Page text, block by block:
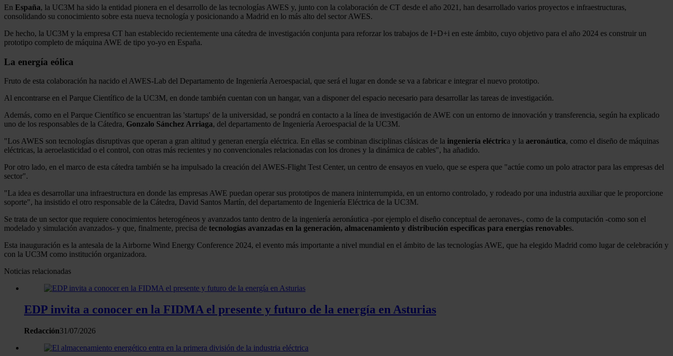
En España, la UC3M ha sido la entidad pionera en el desarrollo de las tecnologías AWES y, junto con la colaboración de CT desde el año 2021, han desarrollado varios proyectos e infraestructuras,
consolidando su conocimiento sobre esta nueva tecnología y posicionando a Madrid en lo más alto del sector AWES.
De hecho, la UC3M y la empresa CT han establecido recientemente una cátedra de investigación conjunta para reforzar los trabajos de I+D+i en este ámbito, cuyo objetivo para el año 2024 es construir un
prototipo completo de máquina AWE de tipo yo-yo en España.
La energía eólica
Fruto de esta colaboración ha nacido el AWES-Lab del Departamento de Ingeniería Aeroespacial, que será el lugar en donde se va a fabricar e integrar el nuevo prototipo.
Al encontrarse en el Parque Científico de la UC3M, en donde también cuentan con un hangar, van a disponer del espacio necesario para desarrollar las tareas de investigación.
Además, como en el Parque Científico se encuentran las 'startups' de la universidad, se pondrá en contacto a la línea de investigación de AWE con un entorno de innovación y transferencia, según ha explicado
uno de los responsables de la Cátedra, Gonzalo Sánchez Arriaga, del departamento de Ingeniería Aeroespacial de la UC3M.
"Los AWES son tecnologías disruptivas que operan a gran altitud y generan energía eléctrica. En ellas se combinan disciplinas clásicas de la ingeniería eléctrica y la aeronáutica, como el diseño de máquinas
eléctricas, la aeroelasticidad o el control, con otras más recientes y no convencionales relacionadas con los drones y la dinámica de cables", ha añadido.
Por otro lado, en el marco de esta cátedra también se ha impulsado la creación del AWES-Flight Test Center, un centro de ensayos en vuelo, que se espera que "actúe como un polo atractor para las empresas del
sector".
"La idea es desarrollar una infraestructura en donde las empresas AWE puedan operar sus prototipos de manera ininterrumpida, en un entorno controlado, y rodeado por una industria auxiliar que le proporcione
soporte", ha insistido el otro responsable de la Cátedra, David Santos Martín, del departamento de Ingeniería Eléctrica de la UC3M.
Se trata de un sector que requiere conocimientos heterogéneos y avanzados tanto dentro de la ingeniería aeronáutica -por ejemplo el diseño conceptual de aeronaves-, como de la computación -como son el
modelado y simulación avanzados- y que, finalmente, precisa de tecnologías avanzadas en la generación, almacenamiento y distribución específicas para energías renovables.
Esta inauguración es la antesala de la Airborne Wind Energy Conference 2024, el evento más importante a nivel mundial en el ámbito de las tecnologías AWE, que ha elegido Madrid como lugar de celebración y
con la UC3M como institución organizadora.
Noticias relacionadas
EDP invita a conocer en la FIDMA el presente y futuro de la energía en Asturias
Redacción31/07/2026